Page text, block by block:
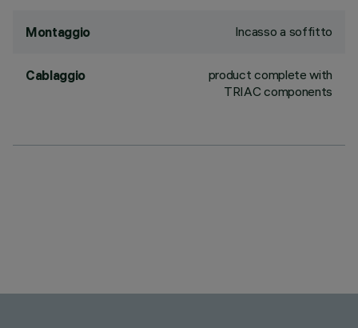
Montaggio Incasso a soffitto
Cablaggio
product complete with
TRIAC components